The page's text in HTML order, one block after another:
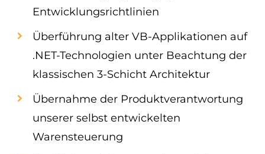
Entwicklungsrichtlinien
Überführung alter VB-Applikationen auf
.NET-Technologien unter Beachtung der
klassischen 3-Schicht Architektur
Übernahme der Produktverantwortung
unserer selbst entwickelten
Warensteuerung